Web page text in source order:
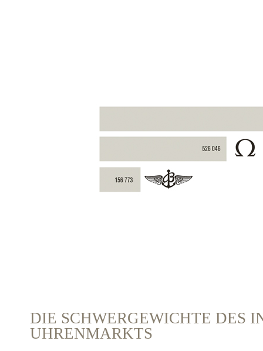
DIE SCHWERGEWICHTE DES
UHRENMARKTS